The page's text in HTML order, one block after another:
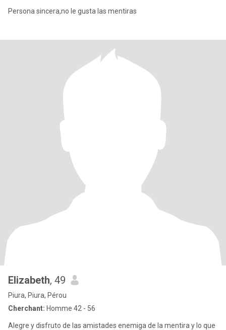
Persona sincera,no le gusta las mentiras
Elizabeth, 49
Piura, Piura, Pérou
Cherchant: Homme 42 - 56
Alegre y disfruto de las amistades enemiga de la mentira y lo que